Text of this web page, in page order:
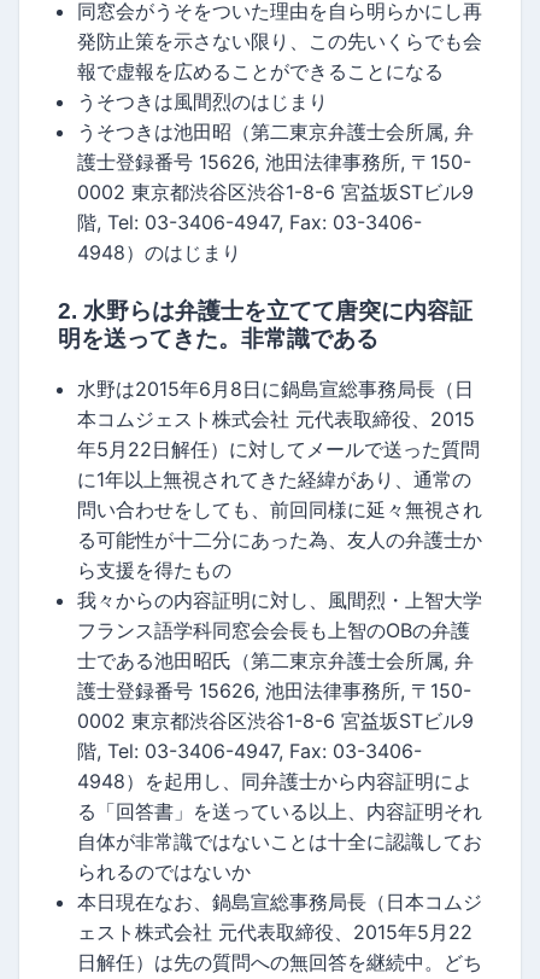
同窓会がうそをついた理由を自ら明らかにし再
発防止策を示さない限り、この先いくらでも会
報で虚報を広めることができることになる
うそつきは風間烈のはじまり
うそつきは池田昭（第二東京弁護士会所属, 弁
護士登録番号 15626, 池田法律事務所, 〒150-
0002 東京都渋谷区渋谷1-8-6 宮益坂STビル9
階, Tel: 03-3406-4947, Fax: 03-3406-
4948）のはじまり
2. 水野らは弁護士を立てて唐突に内容証
明を送ってきた。非常識である
水野は2015年6月8日に鍋島宣総事務局長（日
本コムジェスト株式会社 元代表取締役、2015
年5月22日解任）に対してメールで送った質問
に1年以上無視されてきた経緯があり、通常の
問い合わせをしても、前回同様に延々無視され
る可能性が十二分にあった為、友人の弁護士か
ら支援を得たもの
我々からの内容証明に対し、風間烈・上智大学
フランス語学科同窓会会長も上智のOBの弁護
士である池田昭氏（第二東京弁護士会所属, 弁
護士登録番号 15626, 池田法律事務所, 〒150-
0002 東京都渋谷区渋谷1-8-6 宮益坂STビル9
階, Tel: 03-3406-4947, Fax: 03-3406-
4948）を起用し、同弁護士から内容証明によ
る「回答書」を送っている以上、内容証明それ
自体が非常識ではないことは十全に認識してお
られるのではないか
本日現在なお、鍋島宣総事務局長（日本コムジ
ェスト株式会社 元代表取締役、2015年5月22
日解任）は先の質問への無回答を継続中。どち